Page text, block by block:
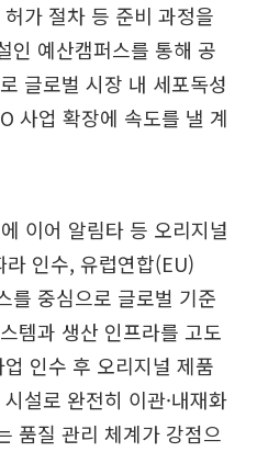
가 절차 등 준비 과정을
인 예산캠퍼스를 통해 공
글로벌 시장 내 세포독성
사업 확장에 속도를 낼 계
이어 알림타 등 오리지널
인수, 유럽연합(EU)
를 중심으로 글로벌 기준
템과 생산 인프라를 고도
인수 후 오리지널 제품
설로 완전히 이관·내재화
품질 관리 체계가 강점으